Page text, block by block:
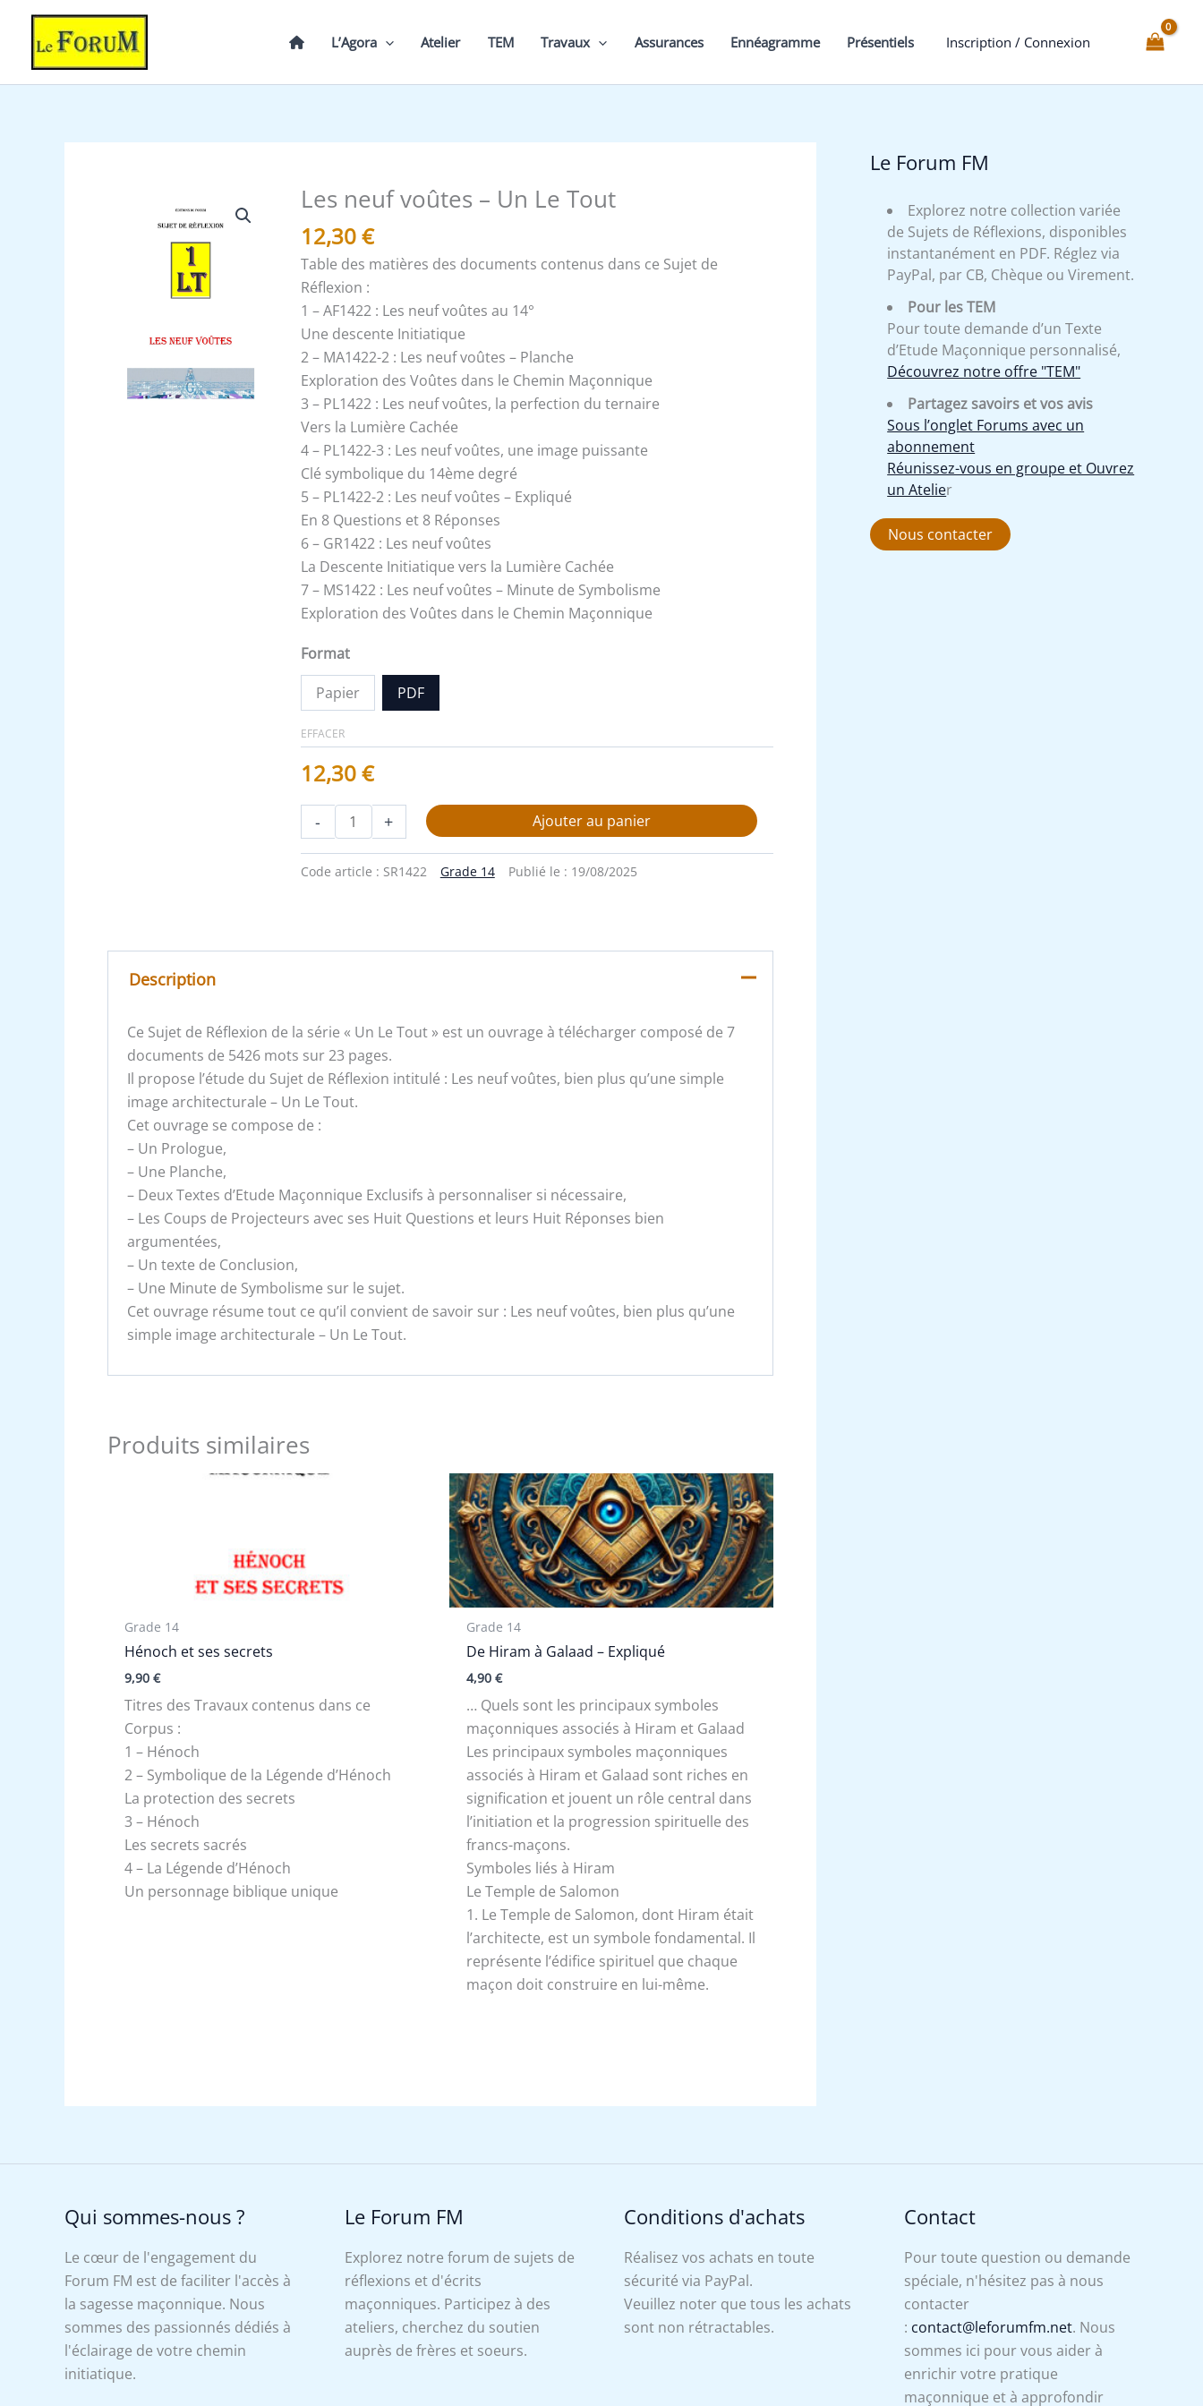
contenu
L’Agora Atelier TEM Travaux Assurances Ennéagramme Présentiels Inscription / Connexion
Les neuf voûtes – Un Le Tout
12,30€
Table des matières des documents contenus dans ce Sujet de
Réflexion :
1 – AF1422 : Les neuf voûtes au 14°
Une descente Initiatique
2 – MA1422-2 : Les neuf voûtes – Planche
Exploration des Voûtes dans le Chemin Maçonnique
3 – PL1422 : Les neuf voûtes, la perfection du ternaire
Vers la Lumière Cachée
4 – PL1422-3 : Les neuf voûtes, une image puissante
Clé symbolique du 14ème degré
5 – PL1422-2 : Les neuf voûtes – Expliqué
En 8 Questions et 8 Réponses
6 – GR1422 : Les neuf voûtes
La Descente Initiatique vers la Lumière Cachée
7 – MS1422 : Les neuf voûtes – Minute de Symbolisme
Exploration des Voûtes dans le Chemin Maçonnique
Format
Papier PDF
EFFACER
12,30€
-
quantité
Les
neuf
voûtes
-
Un
Le
Tout
+ Ajouter au panier
Code article : SR1422 Grade 14 Publié le : 19/08/2025
Description
Ce Sujet de Réflexion de la série « Un Le Tout » est un ouvrage à télécharger composé de 7
documents de 5426 mots sur 23 pages.
Il propose l’étude du Sujet de Réflexion intitulé : Les neuf voûtes, bien plus qu’une simple
image architecturale – Un Le Tout.
Cet ouvrage se compose de :
– Un Prologue,
– Une Planche,
– Deux Textes d’Etude Maçonnique Exclusifs à personnaliser si nécessaire,
– Les Coups de Projecteurs avec ses Huit Questions et leurs Huit Réponses bien
argumentées,
– Un texte de Conclusion,
– Une Minute de Symbolisme sur le sujet.
Cet ouvrage résume tout ce qu’il convient de savoir sur : Les neuf voûtes, bien plus qu’une
simple image architecturale – Un Le Tout.
Produits similaires
Grade 14
Hénoch et ses secrets
9,90€
Titres des Travaux contenus dans ce
Corpus :
1 – Hénoch
2 – Symbolique de la Légende d’Hénoch
La protection des secrets
3 – Hénoch
Les secrets sacrés
4 – La Légende d’Hénoch
Un personnage biblique unique
Grade 14
De Hiram à Galaad – Expliqué
4,90€
… Quels sont les principaux symboles
maçonniques associés à Hiram et Galaad
Les principaux symboles maçonniques
associés à Hiram et Galaad sont riches en
signification et jouent un rôle central dans
l’initiation et la progression spirituelle des
francs-maçons.
Symboles liés à Hiram
Le Temple de Salomon
1. Le Temple de Salomon, dont Hiram était
l’architecte, est un symbole fondamental. Il
représente l’édifice spirituel que chaque
maçon doit construire en lui-même.
Le Forum FM
Explorez notre collection variée
de Sujets de Réflexions, disponibles
instantanément en PDF. Réglez via
PayPal, par CB, Chèque ou Virement.
Pour les TEM
Pour toute demande d’un Texte
d’Etude Maçonnique personnalisé,
Découvrez notre offre "TEM"
Partagez savoirs et vos avis
Sous l’onglet Forums avec un
abonnement
Réunissez-vous en groupe et Ouvrez
un Atelier
Nous contacter
Qui sommes-nous ?
Le cœur de l'engagement du
Forum FM est de faciliter l'accès à
la sagesse maçonnique. Nous
sommes des passionnés dédiés à
l'éclairage de votre chemin
initiatique.
Le Forum FM
Explorez notre forum de sujets de
réflexions et d'écrits
maçonniques. Participez à des
ateliers, cherchez du soutien
auprès de frères et soeurs.
Conditions d'achats
Réalisez vos achats en toute
sécurité via PayPal.
Veuillez noter que tous les achats
sont non rétractables.
Contact
Pour toute question ou demande
spéciale, n'hésitez pas à nous
contacter
: contact@leforumfm.net. Nous
sommes ici pour vous aider à
enrichir votre pratique
maçonnique et à approfondir